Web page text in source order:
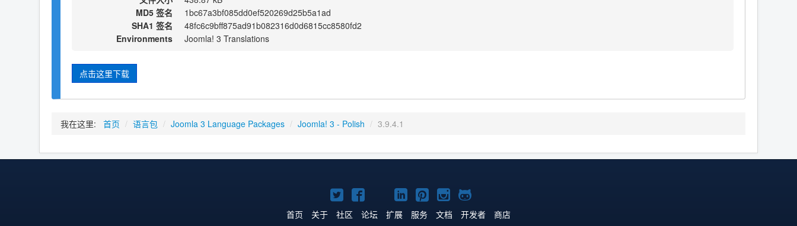
MD5 签名
1bc67a3bf085dd0ef520269d25b5a1ad
SHA1 签名
48fc6c9bff875ad91b082316d0d6815cc8580fd2
Environments
Joomla! 3 Translations
点击这里下载
我在这里: 首页 / 语言包 / Joomla 3 Language Packages / Joomla! 3 - Polish / 3.9.4.1
Twitter
主
Facebook
主
YouTube
主
LinkedIn
主
Pinterest
主
Instagram
主
GitHub
主
首页 关于 社区 论坛 扩展 服务 文档 开发者 商店